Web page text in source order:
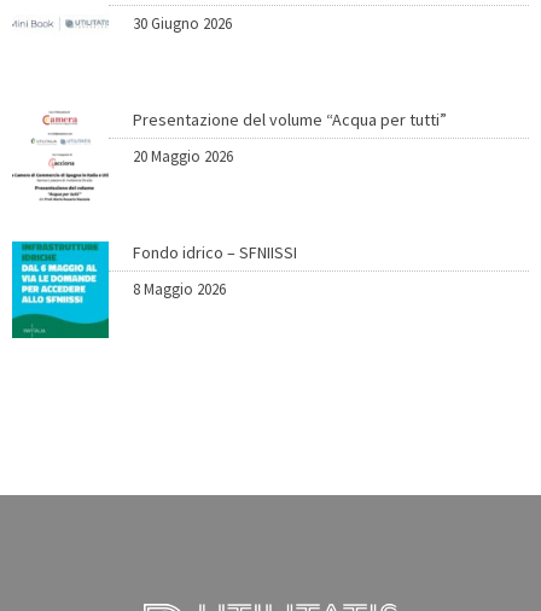
30 Giugno 2026
Presentazione del volume “Acqua per tutti”
20 Maggio 2026
Fondo idrico – SFNIISSI
8 Maggio 2026